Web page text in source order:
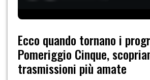
Ecco quando tornano i
Pomeriggio Cinque,
trasmissioni più amate